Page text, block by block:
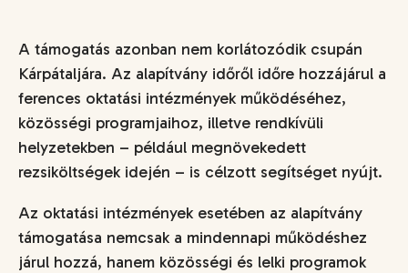
A támogatás azonban nem korlátozódik csupán
Kárpátaljára. Az alapítvány időről időre hozzájárul a
ferences oktatási intézmények működéséhez,
közösségi programjaihoz, illetve rendkívüli
helyzetekben – például megnövekedett
rezsiköltségek idején – is célzott segítséget nyújt.
Az oktatási intézmények esetében az alapítvány
támogatása nemcsak a mindennapi működéshez
járul hozzá, hanem közösségi és lelki programok